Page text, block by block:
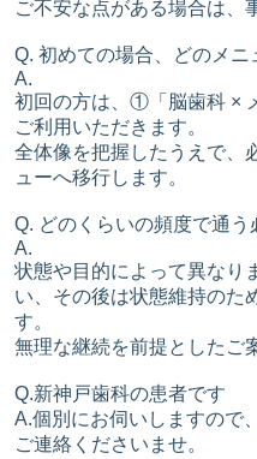
ご不安な点がある場合は、
Q. 初めての場合、どのメニ
A.
初回の方は、①「脳歯科 ×
ご利用いただきます。
全体像を把握したうえで、
ューへ移行します。
Q. どのくらいの頻度で通う
A.
状態や目的によって異なり
い、その後は状態維持のた
す。
無理な継続を前提としたご
Q.新神戸歯科の患者です
A.個別にお伺いしますので
ご連絡くださいませ。